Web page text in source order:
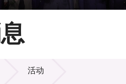
活动